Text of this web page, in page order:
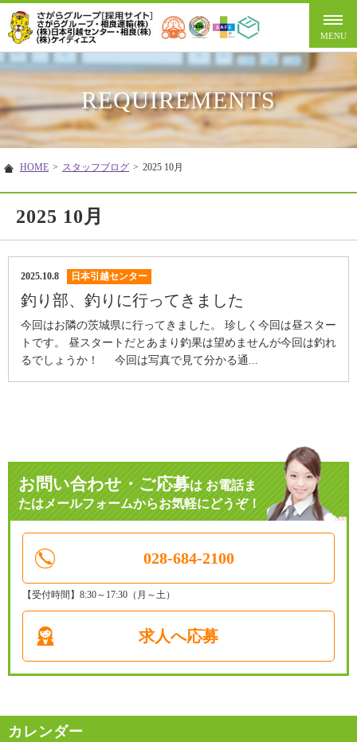
REQUIREMENTS
HOME > スタッフブログ > 2025 10月
2025 10月
2025.10.8 日本引越センター
釣り部、釣りに行ってきました
今回はお隣の茨城県に行ってきました。 珍しく今回は昼スター
トです。 昼スタートだとあまり釣果は望めませんが今回は釣れ
るでしょうか！ 今回は写真で見て分かる通...
お問い合わせ・ご応募はお電話ま
たはメールフォームからお気軽にどうぞ！
028-684-2100
【受付時間】8:30～17:30（月～土）
求人へ応募
カレンダー